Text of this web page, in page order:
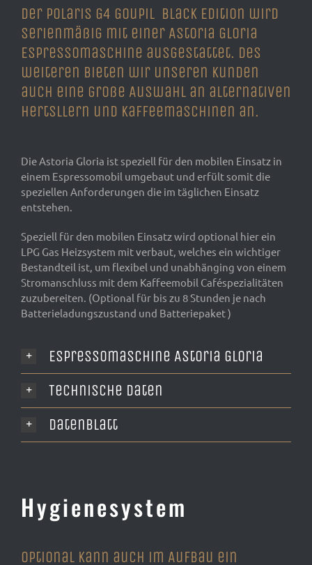
Der Polaris G4 Goupil Black Edition wird
serienmäßig mit einer Astoria Gloria
Espressomaschine ausgestattet. Des
weiteren bieten wir unseren Kunden
auch eine große Auswahl an alternativen
Hertsllern und Kaffeemaschinen an.
Die Astoria Gloria ist speziell für den mobilen Einsatz in
einem Espressomobil umgebaut und erfült somit die
speziellen Anforderungen die im täglichen Einsatz
entstehen.
Speziell für den mobilen Einsatz wird optional hier ein
LPG Gas Heizsystem mit verbaut, welches ein wichtiger
Bestandteil ist, um flexibel und unabhänging von einem
Stromanschluss mit dem Kaffeemobil Caféspezialitäten
zuzubereiten. (Optional für bis zu 8 Stunden je nach
Batterieladungszustand und Batteriepaket )
Espressomaschine Astoria Gloria
Technische Daten
Datenblatt
Hygienesystem
Optional kann auch im Aufbau ein